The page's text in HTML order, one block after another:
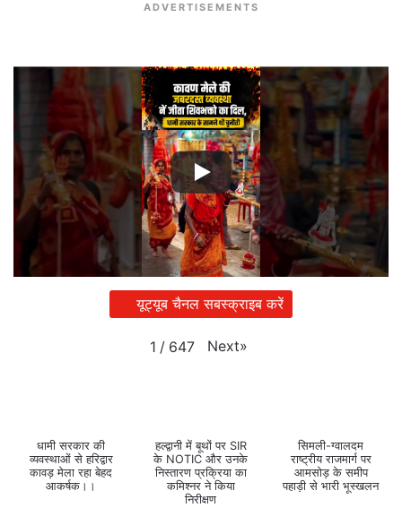
ADVERTISEMENTS
यूट्यूब चैनल सबस्क्राइब करें
1 / 647 Next»
धामी सरकार की
व्यवस्थाओं से हरिद्वार
कावड़ मेला रहा बेहद
आकर्षक।।
हल्द्वानी में बूथों पर SIR
के NOTIC और उनके
निस्तारण प्रक्रिया का
कमिश्नर ने किया
निरीक्षण
सिमली-ग्वालदम
राष्ट्रीय राजमार्ग पर
आमसोड़ के समीप
पहाड़ी से भारी भूस्खलन